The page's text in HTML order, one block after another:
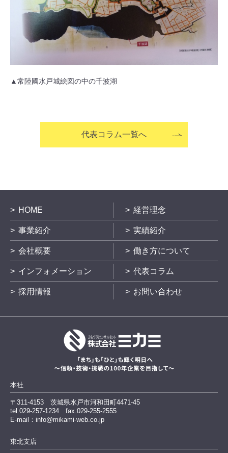
▲常陸國水戸城絵図の中の千波湖
代表コラム一覧へ
HOME 経営理念
事業紹介 実績紹介
会社概要 働き方について
インフォメーション 代表コラム
採用情報 お問い合わせ
本社
〒311-4153 茨城県水戸市河和田町4471-45
tel.029-257-1234 fax.029-255-2555
E-mail：info@mikami-web.co.jp
東北支店